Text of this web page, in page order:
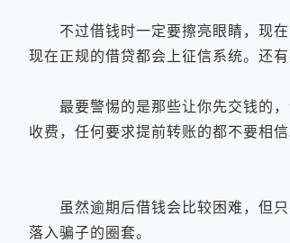
不过借钱时一定要擦亮眼睛，现在
现在正规的借贷都会上征信系统。还
最要警惕的是那些让你先交钱的，
收费，任何要求提前转账的都不要相信
虽然逾期后借钱会比较困难，但只
落入骗子的圈套。